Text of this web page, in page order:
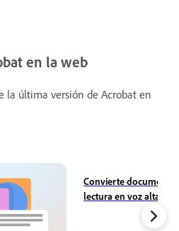
en la web
la última versión de Acrobat en
Convierte
lectura en voz alta